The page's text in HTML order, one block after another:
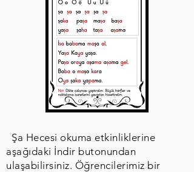
Şa Hecesi okuma etkinliklerine
aşağıdaki İndir butonundan
ulaşabilirsiniz. Öğrencilerimiz bir